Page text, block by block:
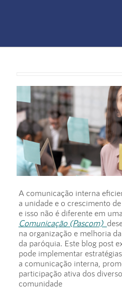
A comunicação interna
a unidade e o crescimento
e isso não é diferente em
Comunicação (Pascom)
na organização e melhoria
da paróquia. Este blog post
pode implementar
a comunicação interna,
participação ativa dos
comunidade